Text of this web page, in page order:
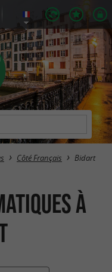
Côté Français Bidart
à